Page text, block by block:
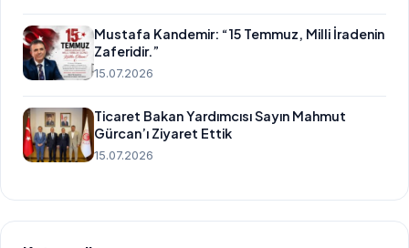
Mustafa Kandemir: “15 Temmuz, Milli İradenin
Zaferidir.”
15.07.2026
Ticaret Bakan Yardımcısı Sayın Mahmut
Gürcan’ı Ziyaret Ettik
15.07.2026